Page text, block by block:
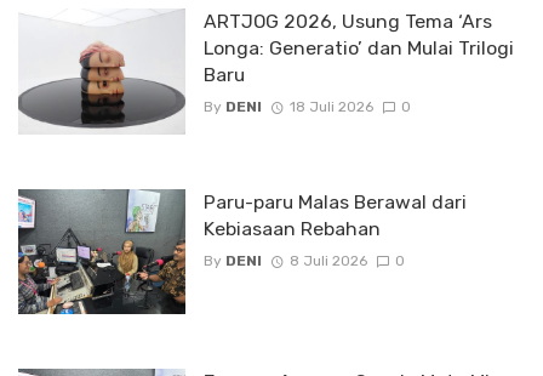
ARTJOG 2026, Usung Tema ‘Ars
Longa: Generatio’ dan Mulai Trilogi
Baru
By DENI 18 Juli 2026 0
Paru-paru Malas Berawal dari
Kebiasaan Rebahan
By DENI 8 Juli 2026 0